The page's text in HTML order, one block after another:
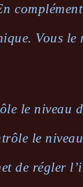
Vous le
le niveau
le
de régler